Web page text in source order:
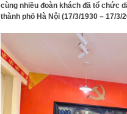
cùng nhiều đoàn khách đã tổ chức
thành phố Hà Nội (17/3/1930 – 17/3/